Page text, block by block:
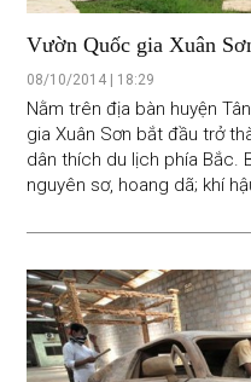
Vườn Quốc gia Xuân
ngày cuối thu
08/10/2014 | 18:29
Nằm trên địa bàn huyện
gia Xuân Sơn bắt đầu trở
dân thích du lịch phía Bắc.
nguyên sơ, hoang dã; khí